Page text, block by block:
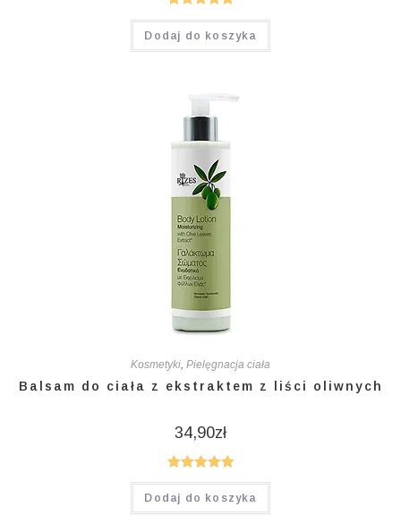
Oceniono
5.00na 5
Dodaj do koszyka
Kosmetyki Pielęgnacja ciała
Balsam do ciała z ekstraktem z liści oliwnych
34,90zł
Oceniono
5.00na 5
Dodaj do koszyka